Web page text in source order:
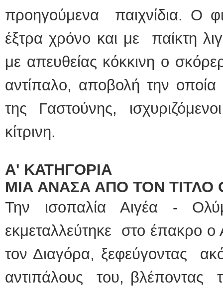
προηγούμενα παιχνίδια. Ο
έξτρα χρόνο και με παίκτη
με απευθείας κόκκινη ο
αντίπαλο, αποβολή την
της Γαστούνης,
κίτρινη.
Α' ΚΑΤΗΓΟΡΙΑ
ΜΙΑ ΑΝΑΣΑ ΑΠΟ ΤΟΝ
Την ισοπαλία Αιγέα -
εκμεταλλεύτηκε στο έπακρο ο
τον Διαγόρα, ξεφεύγοντας
αντιπάλους του, βλέποντας